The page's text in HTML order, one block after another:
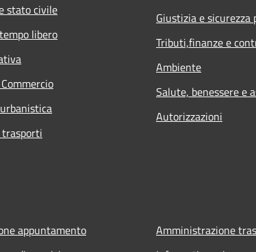
stato civile
libero
Giustizia e sicurezza
Tributi,finanze e
Ambiente
Salute, benessere e
Autorizzazioni
appuntamento
Amministrazione